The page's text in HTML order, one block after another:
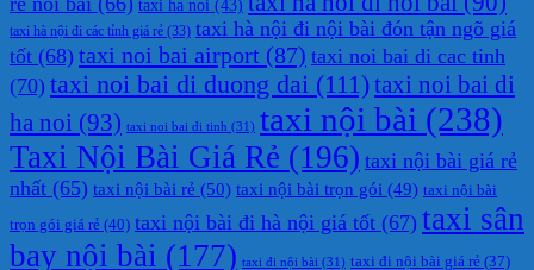
taxi ha noi (43)
taxi hà nội đi các tỉnh giá rẻ (33) taxi hà nội đi nội bài đón tận ngõ giá
tốt (68) taxi noi bai airport (87) taxi noi bai di cac tinh
(70) taxi noi bai di duong dai (111)taxi noi bai di
ha noi (93) taxi noi bai di tinh (31) taxi nội bài (238)
Taxi Nội Bài Giá Rẻ (196) taxi nội bài giá rẻ
nhất (65) taxi nội bài rẻ (50) taxi nội bài trọn gói (49) taxi nội bài
trọn gói giá rẻ (40) taxi nội bài đi hà nội giá tốt (67) taxi sân
bay nội bài (177) taxi đi nội bài (31) taxi đi nội bài giá rẻ (37)